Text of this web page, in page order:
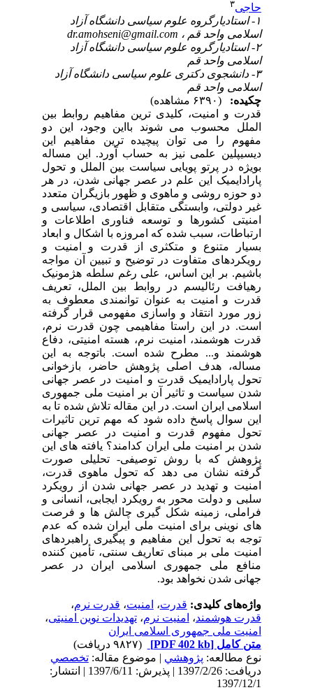
حاجی
۱- استادیارگروه علوم سیاسی دانشگاه آزاد
اسلامی واحد قم ، dr.amohseni@gmail.com
۲- استادیارگروه علوم سیاسی دانشگاه آزاد
اسلامی واحد قم
۳- دانشجوی دکتری علوم سیاسی دانشگاه آزاد
اسلامی واحد قم
چکیده:
قدرت و امنیت، کلیدی ترین مفاهیم روابط بین
الملل محسوب می شوند بااین وجود، این دو
مفهوم را می توان پیچیده ترین مفاهیم این
دیسیپلین علمی نیز به حساب آورد. این مساله
بویژه در پرتو پویایی سیاست بین الملل و تحول
پارادایمیک این علم در عصر جهانی شدن، در هر
دو حوزه روشی و ماهوی و ظهور بازیگران متعدد
غیر دولتی، وابستگی متقابل اقتصادی، سیاسی و
امنیتی کشورها و توسعه فناوری اطلاعات و
ارتباطات، سبب شده که امروزه با اشکال و ابعاد
بسیار متنوع و متکثری از قدرت و امنیت و
رویکردهای متفاوت در توضیح و تبیین آن مواجه
باشیم. بر این اساس، علی رغم سلطه هژمونیک
رهیافت رئالیسم در روابط بین الملل، تعریف
قدرت و امنیت به عنوان توانمندی معطوف به
زور مورد انتقاد و واسازی مفهومی قرار گرفته
است. در این راستا مفاهیمی چون قدرت نرم،
قدرت هوشمند، امنیت نرم، هسته امنیتی، دفاع
هوشمند و... مطرح شده است. باتوجه به این
مساله، هدف اصلی پژوهش حاضر، بازخوانی
تحول پارادایمیک قدرت و امنیت در عصر جهانی
شدن سیاست و تاثیر آن بر امنیت ملی جمهوری
اسلامی ایران است. در این مقاله تلاش شده تا به
این سوال پاسخ داده شود که مهم ترین تاثیرات
تحول مفهوم قدرت و امنیت در عصر جهانی
شدن بر امنیت ملی ایران کدامند؟ یافته های این
پژوهش که با روش توصیفی- تحلیلی صورت
گرفته نشان می دهد که تحول ماهوی قدرت،
امنیت و تهدید در عصر جهانی شدن از رویکرد
سلبی و دولت محور به رویکرد ایجابی، انسانی و
فراملی، زمینه شکل گیری چالش ها و فرصت
های نوینی برای امنیت ملی ایران شده که عدم
توجه به تحول این مفاهیم و پیگیری راهبردهای
امنیت ملی بر مبنای تعاریف سنتی، تأمین کننده
منافع ملی جمهوری اسلامی ایران در عصر
جهانی شدن نخواهد بود.
واژه‌های کلیدی:قدرت،امنیت،قدرت نرم ،
قدرت هوشمند،امنیت نرم ،تهدیدات نوین امنیتی،
امنیت ملی جمهوری اسلامی ایران
متن کامل[PDF 402 kb]
نوع مطالعه:پژوهشي| موضوع مقاله:تخصصي
دریافت: 1397/2/26 | پذیرش: 1397/6/11 | انتشار:
1397/12/1